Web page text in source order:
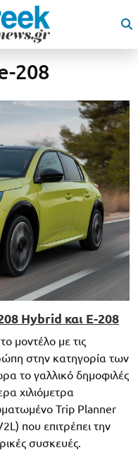
208
Hybrid και E-208
μοντέλο με τις
στην κατηγορία των
το γαλλικό δημοφιλές
χιλιόμετρα
Trip Planner
που επιτρέπει την
συσκευές.